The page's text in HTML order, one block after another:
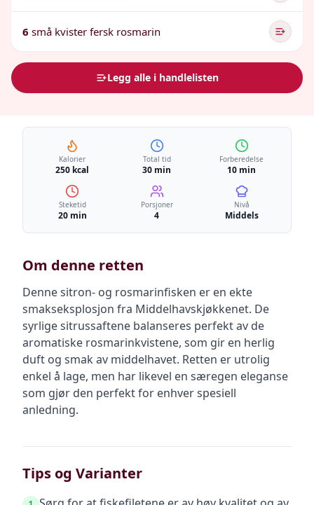
6 små kvister fersk rosmarin
Legg alle i handlelisten
Kalorier
250 kcal
Total tid
30 min
Forberedelse
10 min
Steketid
20 min
Porsjoner
4
Nivå
Middels
Om denne retten
Denne sitron- og rosmarinfisken er en ekte
smakseksplosjon fra Middelhavskjøkkenet. De
syrlige sitrussaftene balanseres perfekt av de
aromatiske rosmarinkvistene, som gir en herlig
duft og smak av middelhavet. Retten er utrolig
enkel å lage, men har likevel en særegen eleganse
som gjør den perfekt for enhver spesiell
anledning.
Tips og Varianter